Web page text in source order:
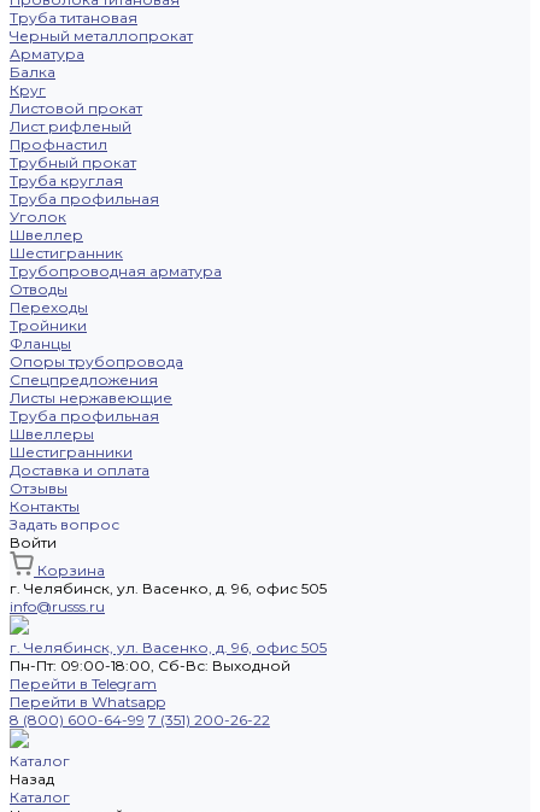
Труба титановая
Черный металлопрокат
Арматура
Балка
Круг
Листовой прокат
Лист рифленый
Профнастил
Трубный прокат
Труба круглая
Труба профильная
Уголок
Швеллер
Шестигранник
Трубопроводная арматура
Отводы
Переходы
Тройники
Фланцы
Опоры трубопровода
Спецпредложения
Листы нержавеющие
Труба профильная
Швеллеры
Шестигранники
Доставка и оплата
Отзывы
Контакты
Задать вопрос
Войти
Корзина
г. Челябинск, ул. Васенко, д. 96, офис 505
info@russs.ru
г. Челябинск, ул. Васенко, д. 96, офис 505
Пн-Пт: 09:00-18:00, Cб-Вс: Выходной
Перейти в Telegram
Перейти в Whatsapp
8 (800) 600-64-99 7 (351) 200-26-22
Каталог
Назад
Каталог